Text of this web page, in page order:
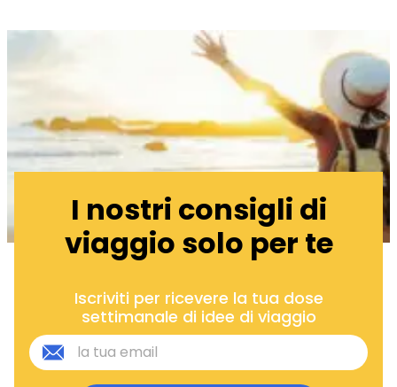
I nostri consigli di
viaggio solo per te
Iscriviti per ricevere la tua dose
settimanale di idee di viaggio